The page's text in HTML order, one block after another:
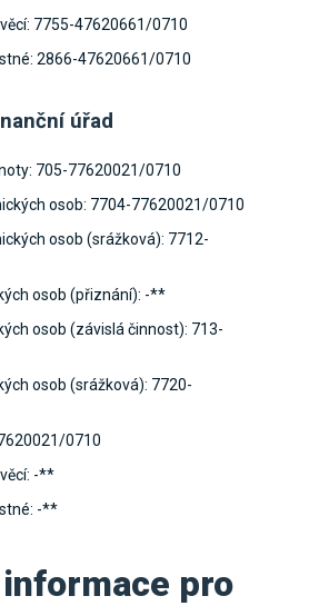
7755-47620661/0710
2866-47620661/0710
úřad
705-77620021/0710
osob: 7704-77620021/0710
osob (srážková): 7712-
osob (přiznání): -**
osob (závislá činnost): 713-
osob (srážková): 7720-
0710
-**
-**
pro